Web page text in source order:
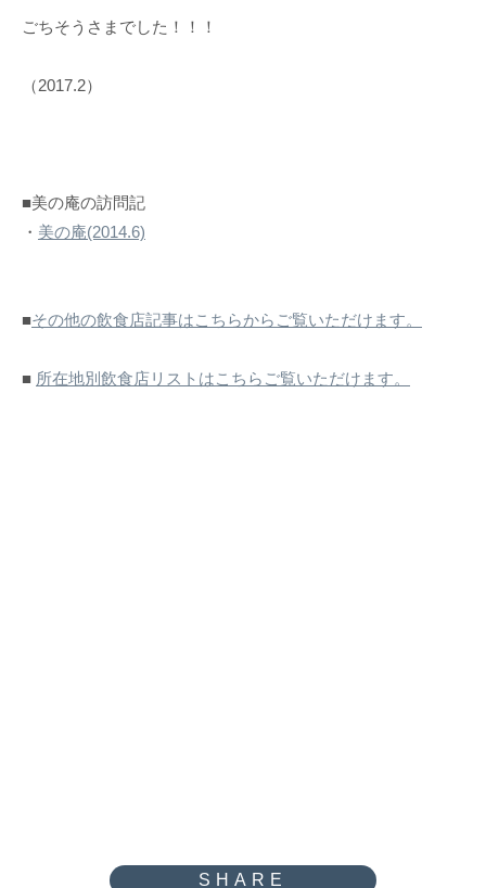
ごちそうさまでした！！！
（2017.2）
■美の庵の訪問記
・ 美の庵(2014.6)
■その他の飲食店記事はこちらからご覧いただけます。
■ 所在地別飲食店リストはこちらご覧いただけます。